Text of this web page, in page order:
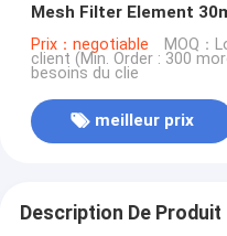
Mesh Filter Element
Prix：negotiable MOQ：
client (Min. Order : 300
besoins du clie
meilleur prix
Description De Produit